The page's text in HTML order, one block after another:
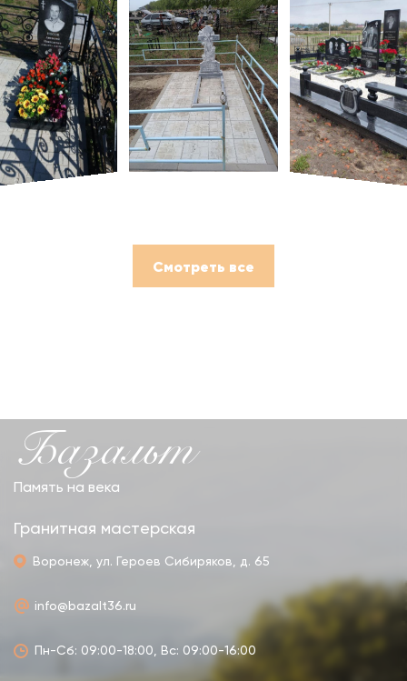
Смотреть все
Базальт
Память на века
Гранитная мастерская
Воронеж, ул. Героев Сибиряков, д. 65
info@bazalt36.ru
Пн-Сб: 09:00-18:00, Вс: 09:00-16:00